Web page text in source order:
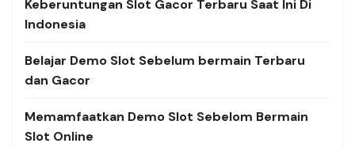
Keberuntungan Slot Gacor Terbaru Saat Ini Di
Indonesia
Belajar Demo Slot Sebelum bermain Terbaru
dan Gacor
Memamfaatkan Demo Slot Sebelom Bermain
Slot Online